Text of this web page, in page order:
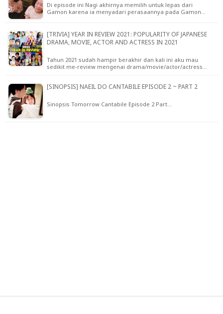
Di episode ini Nagi akhirnya memilih untuk lepas dari
Gamon karena ia menyadari perasaannya pada Gamon…
[TRIVIA] YEAR IN REVIEW 2021: POPULARITY OF JAPANESE
DRAMA, MOVIE, ACTOR AND ACTRESS IN 2021
Tahun 2021 sudah hampir berakhir dan kali ini aku mau
sedikit me-review mengenai drama/movie/actor/actress…
[SINOPSIS] NAEIL DO CANTABILE EPISODE 2 ~ PART 2
Sinopsis Tomorrow Cantabile Episode 2 Part…